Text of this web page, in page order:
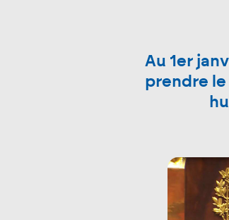
Au 1er
prendre le